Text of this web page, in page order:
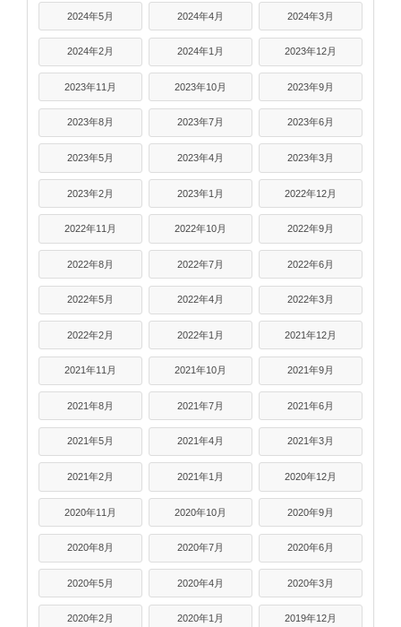
2024年5月 2024年4月 2024年3月
2024年2月 2024年1月 2023年12月
2023年11月 2023年10月 2023年9月
2023年8月 2023年7月 2023年6月
2023年5月 2023年4月 2023年3月
2023年2月 2023年1月 2022年12月
2022年11月 2022年10月 2022年9月
2022年8月 2022年7月 2022年6月
2022年5月 2022年4月 2022年3月
2022年2月 2022年1月 2021年12月
2021年11月 2021年10月 2021年9月
2021年8月 2021年7月 2021年6月
2021年5月 2021年4月 2021年3月
2021年2月 2021年1月 2020年12月
2020年11月 2020年10月 2020年9月
2020年8月 2020年7月 2020年6月
2020年5月 2020年4月 2020年3月
2020年2月 2020年1月 2019年12月